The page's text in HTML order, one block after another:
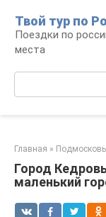
контенту
Твой тур по
Поездки по
места
Главная »
Город
маленький